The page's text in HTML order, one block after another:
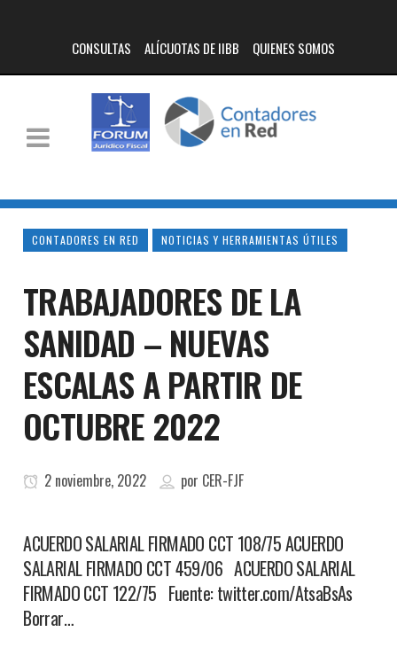
CONSULTAS ALÍCUOTAS DE IIBB QUIENES SOMOS
CONTADORES EN RED NOTICIAS Y HERRAMIENTAS ÚTILES
TRABAJADORES DE LA
SANIDAD – NUEVAS
ESCALAS A PARTIR DE
OCTUBRE 2022
2 noviembre, 2022 por CER-FJF
ACUERDO SALARIAL FIRMADO CCT 108/75 ACUERDO
SALARIAL FIRMADO CCT 459/06 ACUERDO SALARIAL
FIRMADO CCT 122/75 Fuente: twitter.com/AtsaBsAs
Borrar…